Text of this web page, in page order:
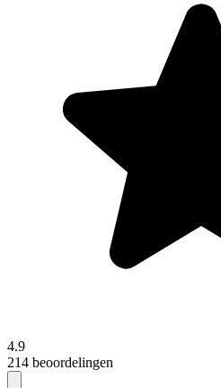
4.9
214 beoordelingen